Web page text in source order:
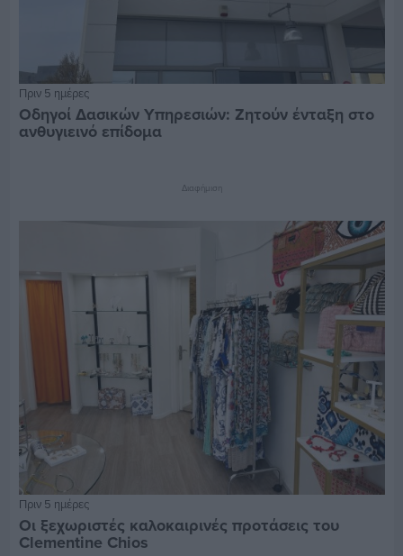
Πριν 5 ημέρες
Οδηγοί Δασικών Υπηρεσιών: Ζητούν ένταξη στο
ανθυγιεινό επίδομα
Διαφήμιση
Πριν 5 ημέρες
Οι ξεχωριστές καλοκαιρινές προτάσεις του
Clementine Chios